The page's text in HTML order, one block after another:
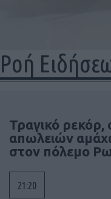
Ροή
Τραγικό ρεκόρ,
απωλειών
στον πόλεμο
21:20